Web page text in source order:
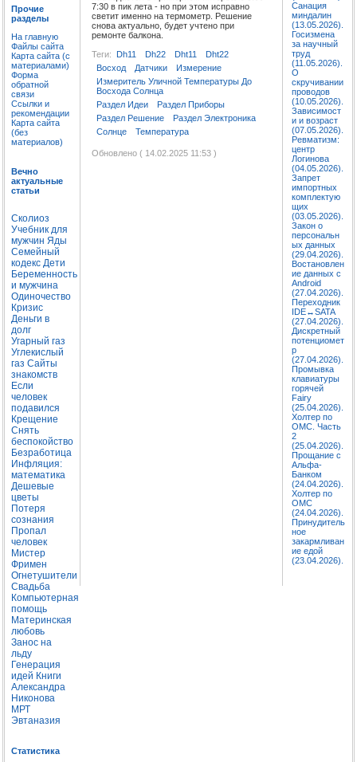
Прочие
разделы
На главную
Файлы сайта
Карта сайта (с
материалами)
Форма
обратной
связи
Ссылки и
рекомендации
Карта сайта
(без
материалов)
Вечно
актуальные
статьи
Сколиоз
Учебник для
мужчин Яды
Семейный
кодекс Дети
Беременность
и мужчина
Одиночество
Кризис
Деньги в
долг
Угарный газ
Углекислый
газ Сайты
знакомств
Если
человек
подавился
Крещение
Снять
беспокойство
Безработица
Инфляция:
математика
Дешевые
цветы
Потеря
сознания
Пропал
человек
Мистер
Фримен
Огнетушители
Свадьба
Компьютерная
помощь
Материнская
любовь
Занос на
льду
Генерация
идей Книги
Александра
Никонова
МРТ
Эвтаназия
Статистика
7:30 в пик лета - но при этом исправно
светит именно на термометр. Решение
снова актуально, будет учтено при
ремонте балкона.
Теги:
Dh11 Dh22 Dht11
Dht22
Восход
Датчики
Измерение
Измеритель Уличной Температуры До
Восхода Солнца
Раздел Идеи
Раздел Приборы
Раздел Решение
Раздел Электроника
Солнце
Температура
Обновлено ( 14.02.2025 11:53 )
Санация
миндалин
(13.05.2026).
Госизмена
за научный
труд
(11.05.2026).
О
скручивании
проводов
(10.05.2026).
Зависимост
и и возраст
(07.05.2026).
Ревматизм:
центр
Логинова
(04.05.2026).
Запрет
импортных
комплектую
щих
(03.05.2026).
Закон о
персональн
ых данных
(29.04.2026).
Востановлен
ие данных с
Android
(27.04.2026).
Переходник
IDE↔SATA
(27.04.2026).
Дискретный
потенциомет
р
(27.04.2026).
Промывка
клавиатуры
горячей
Fairy
(25.04.2026).
Холтер по
ОМС. Часть
2
(25.04.2026).
Прощание с
Альфа-
Банком
(24.04.2026).
Холтер по
ОМС
(24.04.2026).
Принудитель
ное
закармливан
ие едой
(23.04.2026).